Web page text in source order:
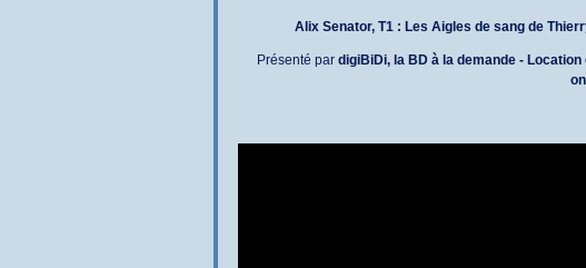
Alix Senator, T1 : Les Aigles de sang de
Présenté par digiBiDi, la BD à la demande -